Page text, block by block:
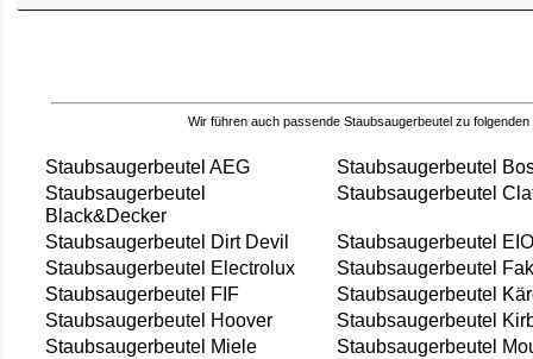
Wir führen auch passende Staubsaugerbeutel zu folgenden
Staubsaugerbeutel AEG
Staubsaugerbeutel
Staubsaugerbeutel
Black&Decker
Staubsaugerbeutel
Staubsaugerbeutel Dirt Devil
Staubsaugerbeutel
Staubsaugerbeutel Electrolux
Staubsaugerbeutel
Staubsaugerbeutel FIF
Staubsaugerbeutel
Staubsaugerbeutel Hoover
Staubsaugerbeutel
Staubsaugerbeutel Miele
Staubsaugerbeutel